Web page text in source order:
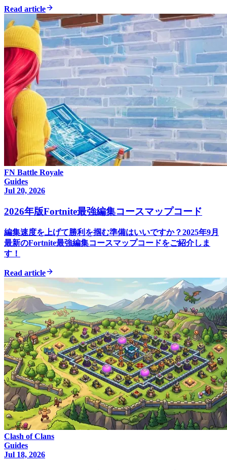
Read article
FN Battle Royale
Guides
Jul 20, 2026
2026年版Fortnite最強編集コースマップコード
編集速度を上げて勝利を掴む準備はいいですか？2025年9月
最新のFortnite最強編集コースマップコードをご紹介しま
す！
Read article
Clash of Clans
Guides
Jul 18, 2026